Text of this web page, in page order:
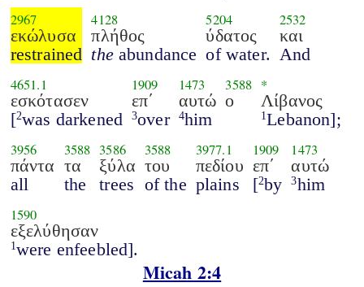
2967
εκώλυσα
restrained
4128
πλήθος
theabundance
5204
ύδατος
of water.
2532
και
And
4651.1
εσκότασεν
[2was darkened
1909
επ΄
3over
1473
αυτώ
4him
3588
ο
*
Λίβανος
1Lebanon];
3956
πάντα
all
3588
τα
the
3586
ξύλα
trees
3588
του
of the
3977.1
πεδίου
plains
1909
επ΄
[2by
1473
αυτώ
3him
1590
εξελύθησαν
1 were enfeebled].
Micah 2:4